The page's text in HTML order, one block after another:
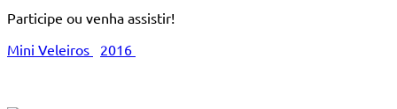
Participe ou venha assistir!
Mini Veleiros
2016